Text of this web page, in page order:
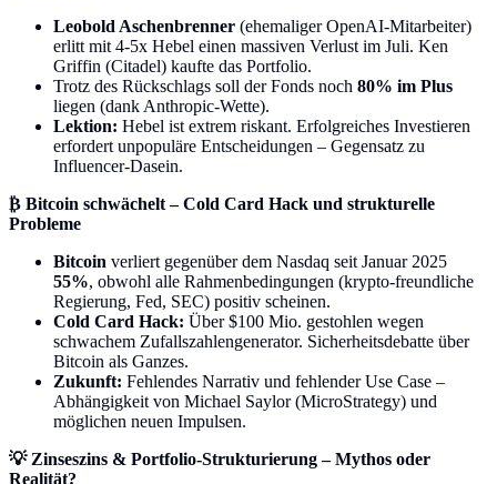
Leobold Aschenbrenner (ehemaliger OpenAI-Mitarbeiter)
erlitt mit 4-5x Hebel einen massiven Verlust im Juli. Ken
Griffin (Citadel) kaufte das Portfolio.
Trotz des Rückschlags soll der Fonds noch 80% im Plus
liegen (dank Anthropic-Wette).
Lektion: Hebel ist extrem riskant. Erfolgreiches Investieren
erfordert unpopuläre Entscheidungen – Gegensatz zu
Influencer-Dasein.
₿ Bitcoin schwächelt – Cold Card Hack und strukturelle
Probleme
Bitcoin verliert gegenüber dem Nasdaq seit Januar 2025
55%, obwohl alle Rahmenbedingungen (krypto-freundliche
Regierung, Fed, SEC) positiv scheinen.
Cold Card Hack: Über $100 Mio. gestohlen wegen
schwachem Zufallszahlengenerator. Sicherheitsdebatte über
Bitcoin als Ganzes.
Zukunft: Fehlendes Narrativ und fehlender Use Case –
Abhängigkeit von Michael Saylor (MicroStrategy) und
möglichen neuen Impulsen.
💡 Zinseszins & Portfolio-Strukturierung – Mythos oder
Realität?